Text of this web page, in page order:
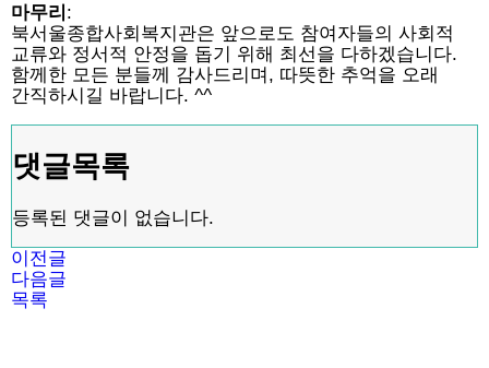
마무리 :
북서울종합사회복지관은 앞으로도 참여자들의 사회적
교류와 정서적 안정을 돕기 위해 최선을 다하겠습니다.
함께한 모든 분들께 감사드리며, 따뜻한 추억을 오래
간직하시길 바랍니다. ^^
댓글목록
등록된 댓글이 없습니다.
이전글
다음글
목록